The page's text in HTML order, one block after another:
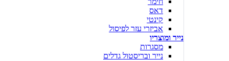
דאס
קינטי
אביזרי עזר לפיסול
נייר ומוצריו
מסגרות
נייר ובריסטול גדלים